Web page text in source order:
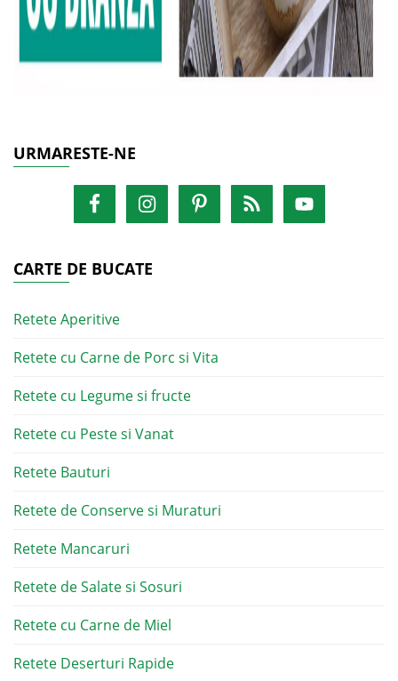
URMARESTE-NE
CARTE DE BUCATE
Retete Aperitive
Retete cu Carne de Porc si Vita
Retete cu Legume si fructe
Retete cu Peste si Vanat
Retete Bauturi
Retete de Conserve si Muraturi
Retete Mancaruri
Retete de Salate si Sosuri
Retete cu Carne de Miel
Retete Deserturi Rapide